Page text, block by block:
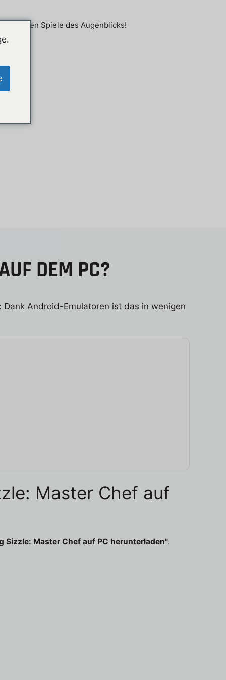
mobilen Spiele des Augenblicks!
DEM PC?
Android-Emulatoren ist das in wenigen
Master Chef auf
Sizzle: Master Chef auf PC herunterladen".